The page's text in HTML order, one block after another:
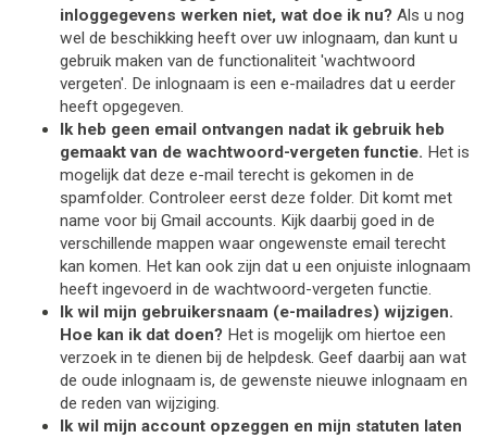
inloggegevens werken niet, wat doe ik nu? Als u nog
wel de beschikking heeft over uw inlognaam, dan kunt u
gebruik maken van de functionaliteit 'wachtwoord
vergeten'. De inlognaam is een e-mailadres dat u eerder
heeft opgegeven.
Ik heb geen email ontvangen nadat ik gebruik heb
gemaakt van de wachtwoord-vergeten functie. Het is
mogelijk dat deze e-mail terecht is gekomen in de
spamfolder. Controleer eerst deze folder. Dit komt met
name voor bij Gmail accounts. Kijk daarbij goed in de
verschillende mappen waar ongewenste email terecht
kan komen. Het kan ook zijn dat u een onjuiste inlognaam
heeft ingevoerd in de wachtwoord-vergeten functie.
Ik wil mijn gebruikersnaam (e-mailadres) wijzigen.
Hoe kan ik dat doen? Het is mogelijk om hiertoe een
verzoek in te dienen bij de helpdesk. Geef daarbij aan wat
de oude inlognaam is, de gewenste nieuwe inlognaam en
de reden van wijziging.
Ik wil mijn account opzeggen en mijn statuten laten